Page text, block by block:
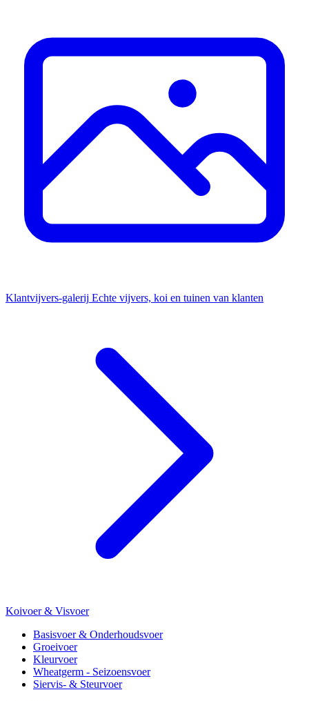
Klantvijvers-galerij Echte vijvers, koi en tuinen van klanten
Koivoer & Visvoer
Basisvoer & Onderhoudsvoer
Groeivoer
Kleurvoer
Wheatgerm - Seizoensvoer
Siervis- & Steurvoer